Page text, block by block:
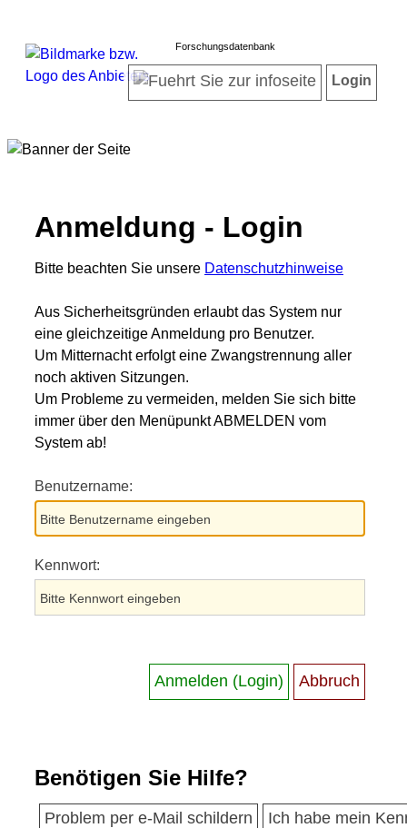
Forschungsdatenbank
Login
Anmeldung - Login
Bitte beachten Sie unsere Datenschutzhinweise
Aus Sicherheitsgründen erlaubt das System nur
eine gleichzeitige Anmeldung pro Benutzer.
Um Mitternacht erfolgt eine Zwangstrennung aller
noch aktiven Sitzungen.
Um Probleme zu vermeiden, melden Sie sich bitte
immer über den Menüpunkt ABMELDEN vom
System ab!
Benutzername:
Kennwort:
Benötigen Sie Hilfe?
Problem per e-Mail schildern Ich habe mein